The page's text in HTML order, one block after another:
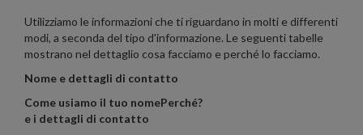
Utilizziamo le informazioni che ti riguardano in molti e differenti
modi, a seconda del tipo d'informazione. Le seguenti tabelle
mostrano nel dettaglio cosa facciamo e perché lo facciamo.
Nome e dettagli di contatto
Come usiamo il tuo nome
e i dettagli di contatto
Perché?